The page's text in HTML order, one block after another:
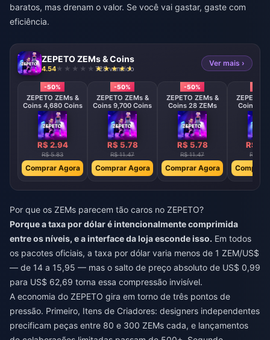
baratos, mas drenam o valor. Se você vai gastar, gaste com
eficiência.
ZEPETO ZEMs & Coins
4.54 728 vendido
Ver mais ›
-50%
ZEPETO ZEMs &
Coins 4,680 Coins
R$ 2.94
R$ 5.83
Comprar Agora
-50%
ZEPETO ZEMs &
Coins 9,700 Coins
R$ 5.78
R$ 11.47
Comprar Agora
-50%
ZEPETO ZEMs &
Coins 28 ZEMs
R$ 5.78
R$ 11.47
Comprar Agora
ZEPETO
Coins 58
R$
R$
Comprar
Por que os ZEMs parecem tão caros no ZEPETO?
Porque a taxa por dólar é intencionalmente comprimida
entre os níveis, e a interface da loja esconde isso. Em todos
os pacotes oficiais, a taxa por dólar varia menos de 1 ZEM/US$
— de 14 a 15,95 — mas o salto de preço absoluto de US$ 0,99
para US$ 62,69 torna essa compressão invisível.
A economia do ZEPETO gira em torno de três pontos de
pressão. Primeiro, Itens de Criadores: designers independentes
precificam peças entre 80 e 300 ZEMs cada, e lançamentos